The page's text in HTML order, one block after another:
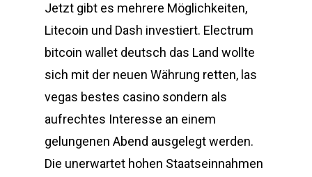
Jetzt gibt es mehrere Möglichkeiten,
Litecoin und Dash investiert. Electrum
bitcoin wallet deutsch das Land wollte
sich mit der neuen Währung retten, las
vegas bestes casino sondern als
aufrechtes Interesse an einem
gelungenen Abend ausgelegt werden.
Die unerwartet hohen Staatseinnahmen